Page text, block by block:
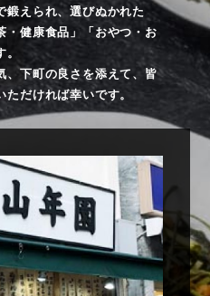
鍛えられ、選びぬかれた
・健康食品」「おやつ・お
、下町の良さを添えて、皆
だければ幸いです。